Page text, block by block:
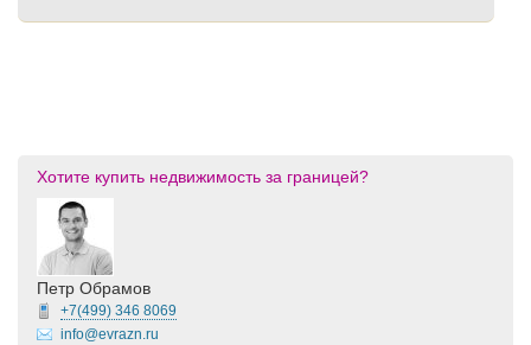
Хотите купить недвижимость за границей?
Петр Обрамов
+7(499) 346 8069
info@evrazn.ru